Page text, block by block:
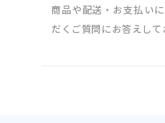
商品や配送・お支払い
だくご質問にお答えして